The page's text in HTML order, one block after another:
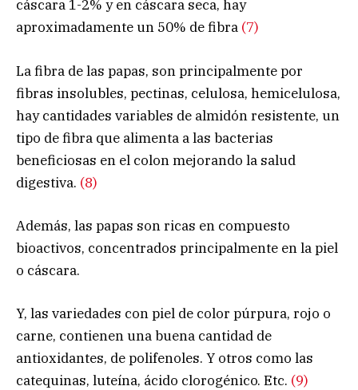
cáscara 1-2% y en cáscara seca, hay
aproximadamente un 50% de fibra (7)
La fibra de las papas, son principalmente por
fibras insolubles, pectinas, celulosa, hemicelulosa,
hay cantidades variables de almidón resistente, un
tipo de fibra que alimenta a las bacterias
beneficiosas en el colon mejorando la salud
digestiva. (8)
Además, las papas son ricas en compuesto
bioactivos, concentrados principalmente en la piel
o cáscara.
Y, las variedades con piel de color púrpura, rojo o
carne, contienen una buena cantidad de
antioxidantes, de polifenoles. Y otros como las
catequinas, luteína, ácido clorogénico. Etc. (9)